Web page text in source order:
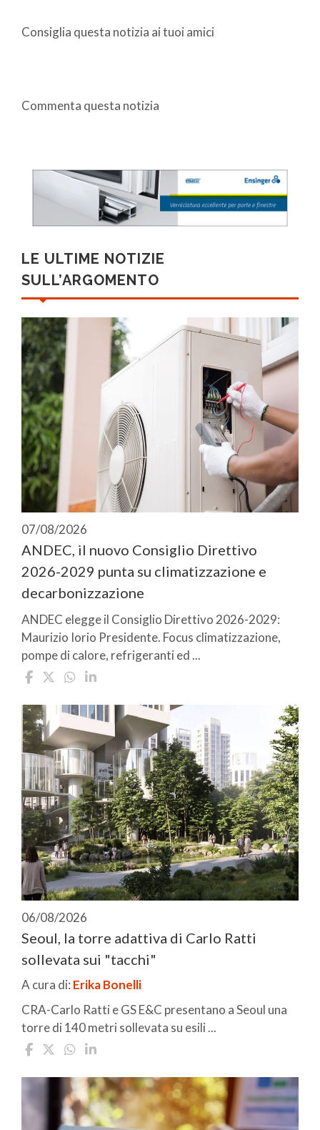
Consiglia questa notizia ai tuoi amici
Commenta questa notizia
LE ULTIME NOTIZIE
SULL’ARGOMENTO
07/08/2026
ANDEC, il nuovo Consiglio Direttivo
2026-2029 punta su climatizzazione e
decarbonizzazione
ANDEC elegge il Consiglio Direttivo 2026-2029:
Maurizio Iorio Presidente. Focus climatizzazione,
pompe di calore, refrigeranti ed ...
06/08/2026
Seoul, la torre adattiva di Carlo Ratti
sollevata sui "tacchi"
A cura di: Erika Bonelli
CRA-Carlo Ratti e GS E&C presentano a Seoul una
torre di 140 metri sollevata su esili ...